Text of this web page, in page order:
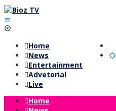
Lewati
ke
konten
Home
News
Entertainment
Advetorial
Live
Home